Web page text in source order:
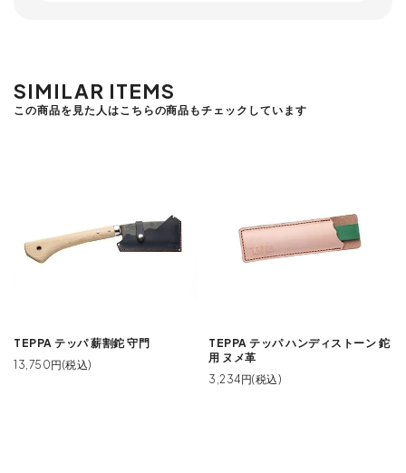
SIMILAR ITEMS
この商品を見た人はこちらの商品もチェックしています
TEPPA テッパ 薪割鉈 守門
13,750円(税込)
TEPPA テッパ ハンディストーン 鉈
用 ヌメ革
3,234円(税込)